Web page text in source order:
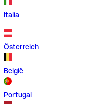
Italia
Österreich
België
Portugal